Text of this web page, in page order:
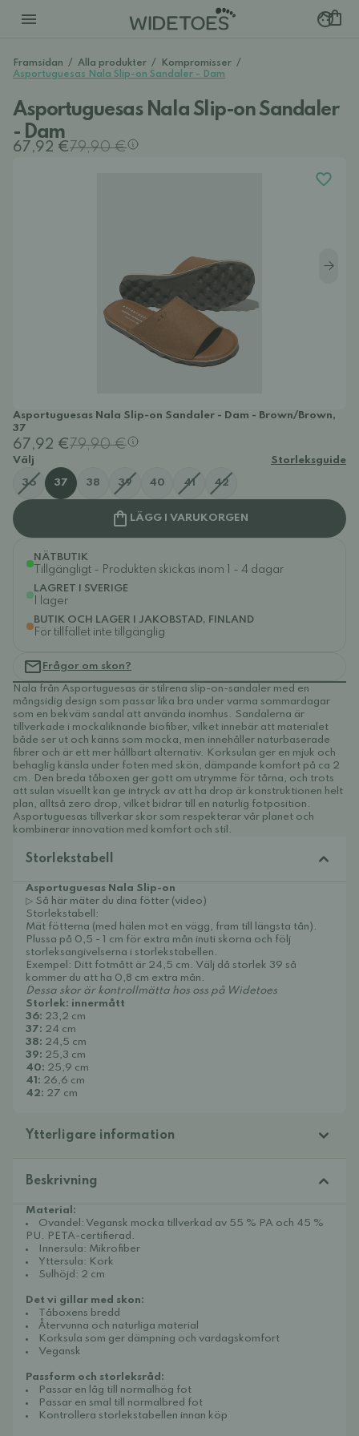
Framsidan / Alla produkter / Kompromisser /
Asportuguesas Nala Slip-on Sandaler - Dam
Asportuguesas Nala Slip-on Sandaler
- Dam
67,92 €79,90 €
Asportuguesas Nala Slip-on Sandaler - Dam - Brown/Brown,
37
67,92 €79,90 €
Välj Storleksguide
36 37 38 39 40 41 42
LÄGG I VARUKORGEN
NÄTBUTIK
Tillgängligt - Produkten skickas inom 1 - 4 dagar
LAGRET I SVERIGE
I lager
BUTIK OCH LAGER I JAKOBSTAD, FINLAND
För tillfället inte tillgänglig
Frågor om skon?
Nala från Asportuguesas är stilrena slip-on-sandaler med en
mångsidig design som passar lika bra under varma sommardagar
som en bekväm sandal att använda inomhus. Sandalerna är
tillverkade i mockaliknande biofiber, vilket innebär att materialet
både ser ut och känns som mocka, men innehåller naturbaserade
fibrer och är ett mer hållbart alternativ. Korksulan ger en mjuk och
behaglig känsla under foten med skön, dämpande komfort på ca 2
cm. Den breda tåboxen ger gott om utrymme för tårna, och trots
att sulan visuellt kan ge intryck av att ha drop är konstruktionen helt
plan, alltså zero drop, vilket bidrar till en naturlig fotposition.
Asportuguesas tillverkar skor som respekterar vår planet och
kombinerar innovation med komfort och stil.
Storlekstabell
Asportuguesas Nala Slip-on
▷ Så här mäter du dina fötter (video)
Storlekstabell:
Mät fötterna (med hälen mot en vägg, fram till längsta tån).
Plussa på 0,5 - 1 cm för extra mån inuti skorna och följ
storleksangivelserna i storlekstabellen.
Exempel: Ditt fotmått är 24,5 cm. Välj då storlek 39 så
kommer du att ha 0,8 cm extra mån.
Dessa skor är kontrollmätta hos oss på Widetoes
Storlek: innermått
36: 23,2 cm
37: 24 cm
38: 24,5 cm
39: 25,3 cm
40: 25,9 cm
41: 26,6 cm
42: 27 cm
Ytterligare information
Beskrivning
Material:
Ovandel: Vegansk mocka tillverkad av 55 % PA och 45 %
PU. PETA-certifierad.
Innersula: Mikrofiber
Yttersula: Kork
Sulhöjd: 2 cm
Det vi gillar med skon:
Tåboxens bredd
Återvunna och naturliga material
Korksula som ger dämpning och vardagskomfort
Vegansk
Passform och storleksråd:
Passar en låg till normalhög fot
Passar en smal till normalbred fot
Kontrollera storlekstabellen innan köp